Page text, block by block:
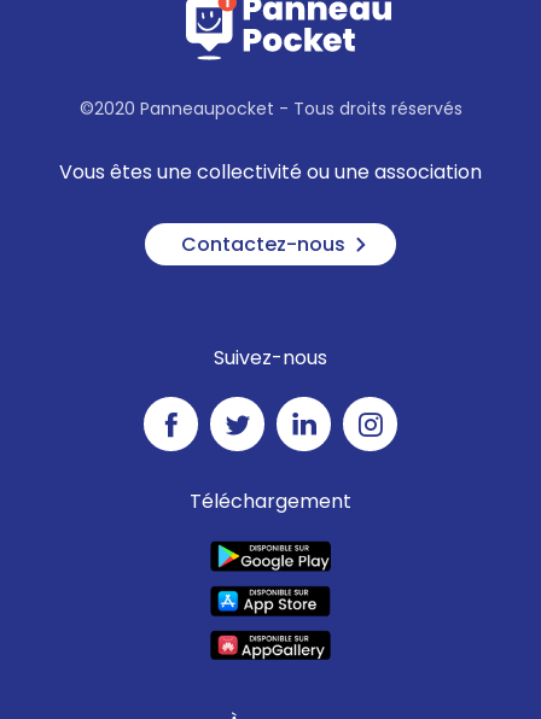
©2020 Panneaupocket - Tous droits réservés
Vous êtes une collectivité ou une association
Contactez-nous
Suivez-nous
Téléchargement